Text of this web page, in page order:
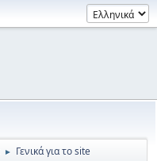
► Γενικά για το site